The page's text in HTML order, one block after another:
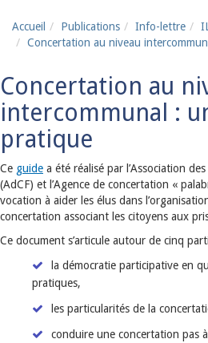
Accueil Publications Info-lettre
Concertation au niveau
Concertation au
intercommunal :
pratique
Ce guide a été réalisé par l’Association
(AdCF) et l’Agence de concertation «
vocation à aider les élus dans
concertation associant les citoyens aux
Ce document s’articule autour de cinq
la démocratie participative en
pratiques,
les particularités de la
conduire une concertation pas